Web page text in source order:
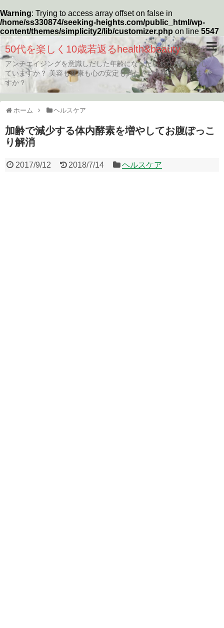
Warning: Trying to access array offset on false in
/home/ss330874/seeking-heights.com/public_html/wp-
content/themes/simplicity2/lib/customizer.php on line 5547
50代を楽しく10歳若返るhealth&beauty
アンチエイジングを意識しだした年齢になったらあなたは何をし
ていますか？ 美容も健康も心の安定も満たされた生活していま
すか？
ホーム ヘルスケア
加齢で減少する体内酵素を増やしてお腹ぽっこ
り解消
2017/9/12 2018/7/14 ヘルスケア